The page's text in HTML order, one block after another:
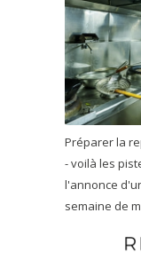
Préparer la
- voilà les
l'annonce
semaine de